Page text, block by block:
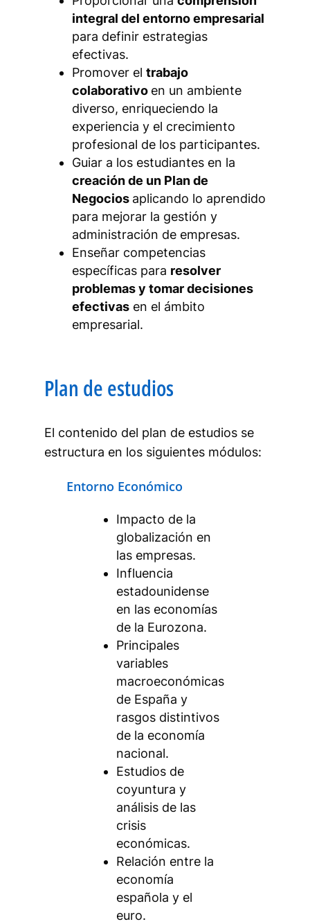
integral del entorno empresarial
para definir estrategias
efectivas.
Promover el trabajo
colaborativo en un ambiente
diverso, enriqueciendo la
experiencia y el crecimiento
profesional de los participantes.
Guiar a los estudiantes en la
creación de un Plan de
Negocios aplicando lo aprendido
para mejorar la gestión y
administración de empresas.
Enseñar competencias
específicas para resolver
problemas y tomar decisiones
efectivas en el ámbito
empresarial.
Plan de estudios
El contenido del plan de estudios se
estructura en los siguientes módulos:
Entorno Económico
Impacto de la
globalización en
las empresas.
Influencia
estadounidense
en las economías
de la Eurozona.
Principales
variables
macroeconómicas
de España y
rasgos distintivos
de la economía
nacional.
Estudios de
coyuntura y
análisis de las
crisis
económicas.
Relación entre la
economía
española y el
euro.